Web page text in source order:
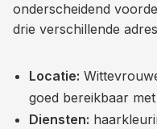
onderscheidend
drie verschillende
Locatie:
goed bereikbaar
Diensten: